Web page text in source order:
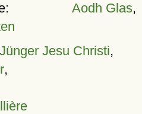
Aodh Glas,
Jesu Christi,
,